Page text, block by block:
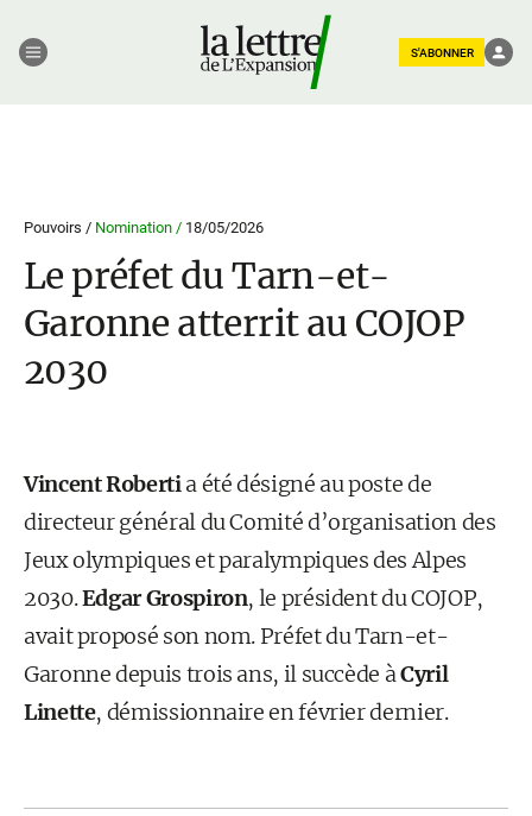
S'ABONNER
Pouvoirs / Nomination / 18/05/2026
Le préfet du Tarn-et-
Garonne atterrit au COJOP
2030
Vincent Robertia été désigné au poste de
directeur général du Comité d’organisation des
Jeux olympiques et paralympiques des Alpes
2030.Edgar Grospiron, le président du COJOP,
avait proposé son nom. Préfet du Tarn-et-
Garonne depuis trois ans, il succède àCyril
Linette, démissionnaire en février dernier.